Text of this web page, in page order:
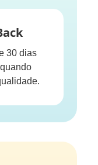
30 dias